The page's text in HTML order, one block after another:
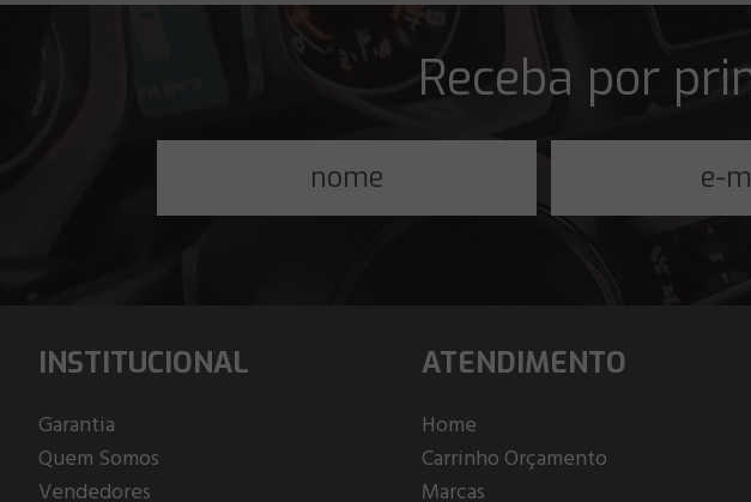
Receba por
INSTITUCIONAL
Garantia
Quem Somos
Vendedores
ATENDIMENTO
Home
Carrinho Orçamento
Marcas